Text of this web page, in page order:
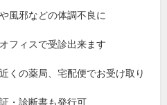
風邪などの体調不良に
フィスで受診出来ます
くの薬局、宅配便でお受け取り
・診断書も発行可